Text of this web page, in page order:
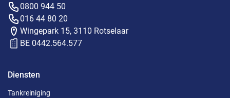
0800 944 50
016 44 80 20
Wingepark 15, 3110 Rotselaar
BE 0442.564.577
Diensten
Tankreiniging